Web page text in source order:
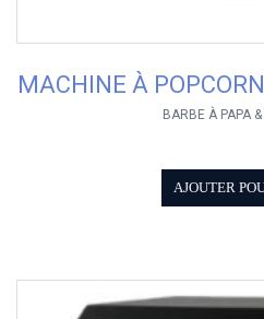
MACHINE À
BARBE À PAPA
AJOUTER